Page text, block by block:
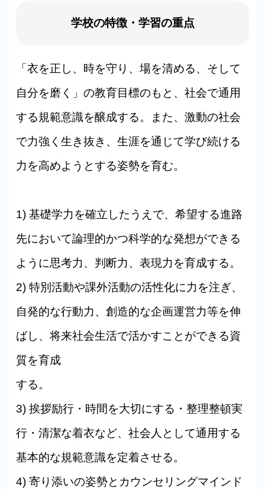
学校の特徴・学習の重点
「衣を正し、時を守り、場を清める、そして
自分を磨く」の教育目標のもと、社会で通用
する規範意識を醸成する。また、激動の社会
で力強く生き抜き、生涯を通じて学び続ける
力を高めようとする姿勢を育む。
1) 基礎学力を確立したうえで、希望する進路
先において論理的かつ科学的な発想ができる
ように思考力、判断力、表現力を育成する。
2) 特別活動や課外活動の活性化に力を注ぎ、
自発的な行動力、創造的な企画運営力等を伸
ばし、将来社会生活で活かすことができる資
質を育成
する。
3) 挨拶励行・時間を大切にする・整理整頓実
行・清潔な着衣など、社会人として通用する
基本的な規範意識を定着させる。
4) 寄り添いの姿勢とカウンセリングマインド